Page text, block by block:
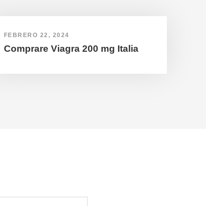
FEBRERO 22, 2024
Comprare Viagra 200 mg Italia